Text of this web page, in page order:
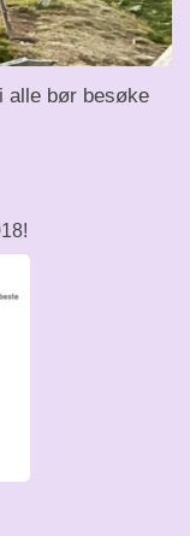
alle bør besøke